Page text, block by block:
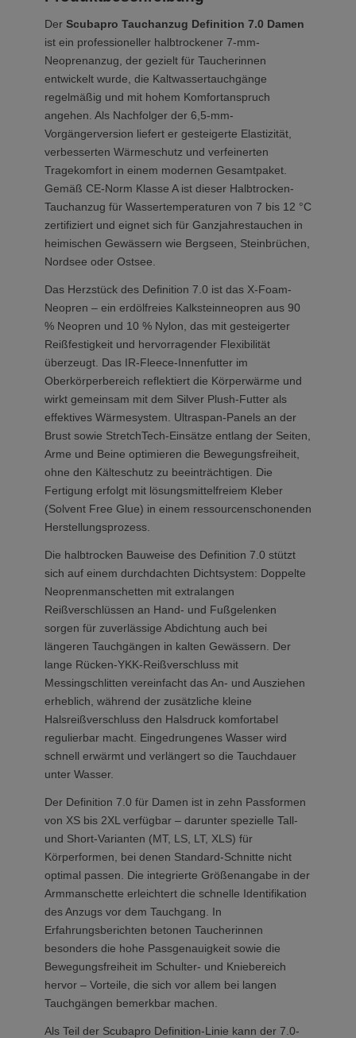
Der Scubapro Tauchanzug Definition 7.0 Damen
ist ein professioneller halbtrockener 7-mm-
Neoprenanzug, der gezielt für Taucherinnen
entwickelt wurde, die Kaltwassertauchgänge
regelmäßig und mit hohem Komfortanspruch
angehen. Als Nachfolger der 6,5-mm-
Vorgängerversion liefert er gesteigerte Elastizität,
verbesserten Wärmeschutz und verfeinerten
Tragekomfort in einem modernen Gesamtpaket.
Gemäß CE-Norm Klasse A ist dieser Halbtrocken-
Tauchanzug für Wassertemperaturen von 7 bis 12 °C
zertifiziert und eignet sich für Ganzjahrestauchen in
heimischen Gewässern wie Bergseen, Steinbrüchen,
Nordsee oder Ostsee.
Das Herzstück des Definition 7.0 ist das X-Foam-
Neopren – ein erdölfreies Kalksteinneopren aus 90
% Neopren und 10 % Nylon, das mit gesteigerter
Reißfestigkeit und hervorragender Flexibilität
überzeugt. Das IR-Fleece-Innenfutter im
Oberkörperbereich reflektiert die Körperwärme und
wirkt gemeinsam mit dem Silver Plush-Futter als
effektives Wärmesystem. Ultraspan-Panels an der
Brust sowie StretchTech-Einsätze entlang der Seiten,
Arme und Beine optimieren die Bewegungsfreiheit,
ohne den Kälteschutz zu beeinträchtigen. Die
Fertigung erfolgt mit lösungsmittelfreiem Kleber
(Solvent Free Glue) in einem ressourcenschonenden
Herstellungsprozess.
Die halbtrocken Bauweise des Definition 7.0 stützt
sich auf einem durchdachten Dichtsystem: Doppelte
Neoprenmanschetten mit extralangen
Reißverschlüssen an Hand- und Fußgelenken
sorgen für zuverlässige Abdichtung auch bei
längeren Tauchgängen in kalten Gewässern. Der
lange Rücken-YKK-Reißverschluss mit
Messingschlitten vereinfacht das An- und Ausziehen
erheblich, während der zusätzliche kleine
Halsreißverschluss den Halsdruck komfortabel
regulierbar macht. Eingedrungenes Wasser wird
schnell erwärmt und verlängert so die Tauchdauer
unter Wasser.
Der Definition 7.0 für Damen ist in zehn Passformen
von XS bis 2XL verfügbar – darunter spezielle Tall-
und Short-Varianten (MT, LS, LT, XLS) für
Körperformen, bei denen Standard-Schnitte nicht
optimal passen. Die integrierte Größenangabe in der
Armmanschette erleichtert die schnelle Identifikation
des Anzugs vor dem Tauchgang. In
Erfahrungsberichten betonen Taucherinnen
besonders die hohe Passgenauigkeit sowie die
Bewegungsfreiheit im Schulter- und Kniebereich
hervor – Vorteile, die sich vor allem bei langen
Tauchgängen bemerkbar machen.
Als Teil der Scubapro Definition-Linie kann der 7.0-